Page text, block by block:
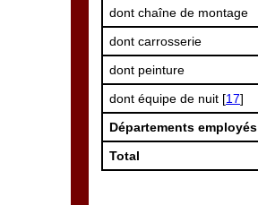
dont chaîne de montage
dont carrosserie
dont peinture
dont équipe de nuit [17]
Départements employés
Total